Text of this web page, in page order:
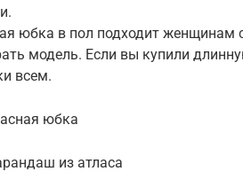
юбка в пол подходит женщинам
модель. Если вы купили
всем.
юбка
из атласа